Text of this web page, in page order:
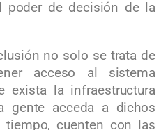
poder de decisión de la
no solo se trata de
acceso al sistema
exista la infraestructura
gente acceda a dichos
cuenten con las